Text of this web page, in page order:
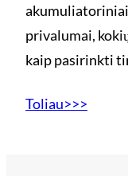
privalumai,
kaip pasirinkti
Toliau>>>